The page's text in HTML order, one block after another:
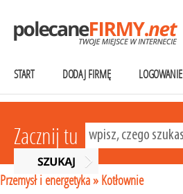
START DODAJ FIRMĘ LOGOWANIE
Zacznij tu
Przemysł i energetyka» Kotłownie